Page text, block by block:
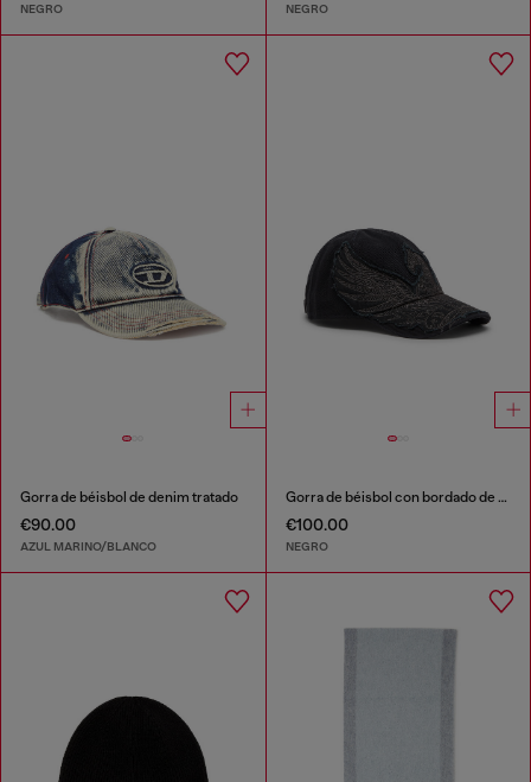
NEGRO NEGRO
Gorra de béisbol de denim tratado
€90.00
AZUL MARINO/BLANCO
Gorra de béisbol con bordado de fénix
€100.00
NEGRO